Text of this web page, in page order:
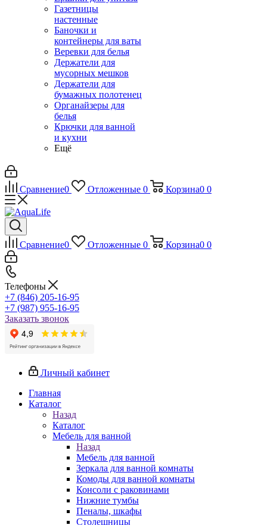
Газетницы
настенные
Баночки и
контейнеры для ваты
Веревки для белья
Держатели для
мусорных мешков
Держатели для
бумажных полотенец
Органайзеры для
белья
Крючки для ванной
и кухни
Ещё
Сравнение0 Отложенные 0 Корзина0 0
Сравнение0 Отложенные 0 Корзина0 0
Телефоны
+7 (846) 205-16-95
+7 (987) 955-16-95
Заказать звонок
Личный кабинет
Главная
Каталог
Назад
Каталог
Мебель для ванной
Назад
Мебель для ванной
Зеркала для ванной комнаты
Комоды для ванной комнаты
Консоли с раковинами
Нижние тумбы
Пеналы, шкафы
Столешницы